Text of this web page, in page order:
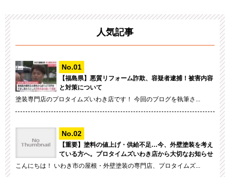
人気記事
【福島県】悪質リフォーム詐欺、容疑者逮捕！被害内容
と対策について
塗装専門店のプロタイムズいわき店です！ 今回のブログを執筆さ...
【重要】塗料の値上げ・供給不足…今、外壁塗装を考え
ている方へ。プロタイムズいわき店から大切なお知らせ
こんにちは！ いわき市の屋根・外壁塗装の専門店、プロタイムズ...